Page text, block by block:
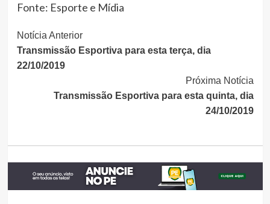
Fonte: Esporte e Mídia
Continue
Lendo
Notícia Anterior
Transmissão Esportiva para esta terça, dia
22/10/2019
Próxima Notícia
Transmissão Esportiva para esta quinta, dia
24/10/2019